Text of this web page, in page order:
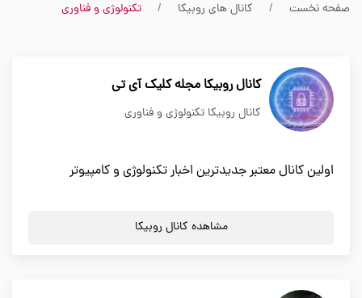
صفحه نخست کانال های روبیکا تکنولوژی و فناوری
کانال روبیکا مجله کلیک آی تی
کانال روبیکا تکنولوژی و فناوری
اولین کانال معتبر جدیدترین اخبار تکنولوژی و کامپیوتر
مشاهده کانال روبیکا